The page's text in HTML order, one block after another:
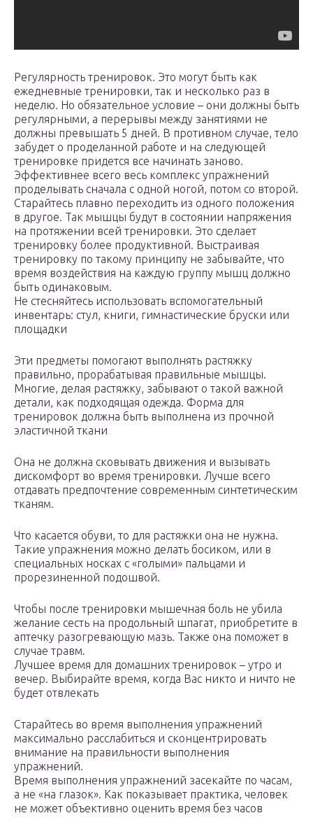
Регулярность тренировок. Это могут быть как
ежедневные тренировки, так и несколько раз в
неделю. Но обязательное условие – они должны быть
регулярными, а перерывы между занятиями не
должны превышать 5 дней. В противном случае, тело
забудет о проделанной работе и на следующей
тренировке придется все начинать заново.
Эффективнее всего весь комплекс упражнений
проделывать сначала с одной ногой, потом со второй.
Старайтесь плавно переходить из одного положения
в другое. Так мышцы будут в состоянии напряжения
на протяжении всей тренировки. Это сделает
тренировку более продуктивной. Выстраивая
тренировку по такому принципу не забывайте, что
время воздействия на каждую группу мышц должно
быть одинаковым.
Не стесняйтесь использовать вспомогательный
инвентарь: стул, книги, гимнастические бруски или
площадки
Эти предметы помогают выполнять растяжку
правильно, прорабатывая правильные мышцы.
Многие, делая растяжку, забывают о такой важной
детали, как подходящая одежда. Форма для
тренировок должна быть выполнена из прочной
эластичной ткани
Она не должна сковывать движения и вызывать
дискомфорт во время тренировки. Лучше всего
отдавать предпочтение современным синтетическим
тканям.
Что касается обуви, то для растяжки она не нужна.
Такие упражнения можно делать босиком, или в
специальных носках с «голыми» пальцами и
прорезиненной подошвой.
Чтобы после тренировки мышечная боль не убила
желание сесть на продольный шпагат, приобретите в
аптечку разогревающую мазь. Также она поможет в
случае травм.
Лучшее время для домашних тренировок – утро и
вечер. Выбирайте время, когда Вас никто и ничто не
будет отвлекать
Старайтесь во время выполнения упражнений
максимально расслабиться и сконцентрировать
внимание на правильности выполнения
упражнений.
Время выполнения упражнений засекайте по часам,
а не «на глазок». Как показывает практика, человек
не может объективно оценить время без часов